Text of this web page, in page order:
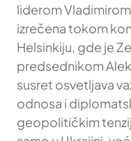
liderom
izrečena tokom
Helsinkiju, gde je
predsednikom
susret osvetljava
odnosa i
geopolitičkim